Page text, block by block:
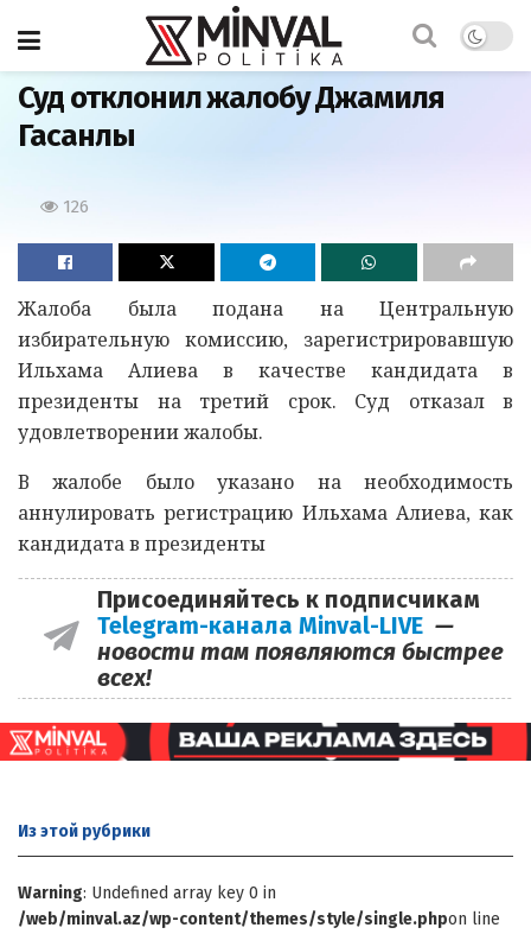
Главная
Суд отклонил жалобу Джамиля
Гасанлы
126
Жалоба была подана на Центральную
избирательную комиссию, зарегистрировавшую
Ильхама Алиева в качестве кандидата в
президенты на третий срок. Суд отказал в
удовлетворении жалобы.
В жалобе было указано на необходимость
аннулировать регистрацию Ильхама Алиева, как
кандидата в президенты
Присоединяйтесь к подписчикам
Telegram-канала Minval-LIVE —
новости там появляются быстрее
всех!
Из этой рубрики
Warning: Undefined array key 0 in
/web/minval.az/wp-content/themes/style/single.phpon line